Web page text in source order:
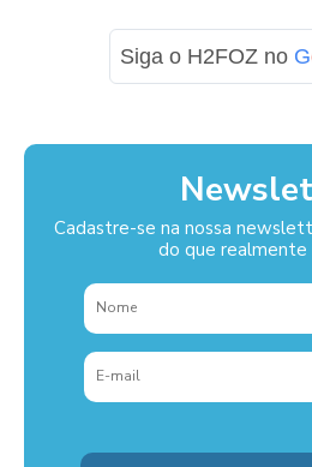
Siga o H2FOZ no G
Cadastre-se na nossa
do que realmente